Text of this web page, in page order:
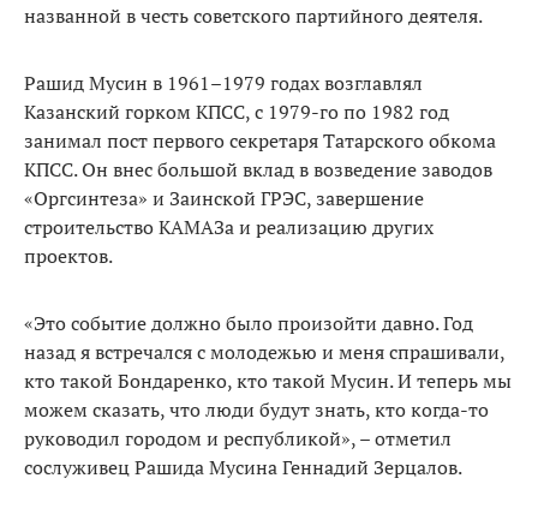
названной в честь советского партийного деятеля.
Рашид Мусин в 1961–1979 годах возглавлял
Казанский горком КПСС, с 1979-го по 1982 год
занимал пост первого секретаря Татарского обкома
КПСС. Он внес большой вклад в возведение заводов
«Оргсинтеза» и Заинской ГРЭС, завершение
строительство КАМАЗа и реализацию других
проектов.
«Это событие должно было произойти давно. Год
назад я встречался с молодежью и меня спрашивали,
кто такой Бондаренко, кто такой Мусин. И теперь мы
можем сказать, что люди будут знать, кто когда-то
руководил городом и республикой», – отметил
сослуживец Рашида Мусина Геннадий Зерцалов.